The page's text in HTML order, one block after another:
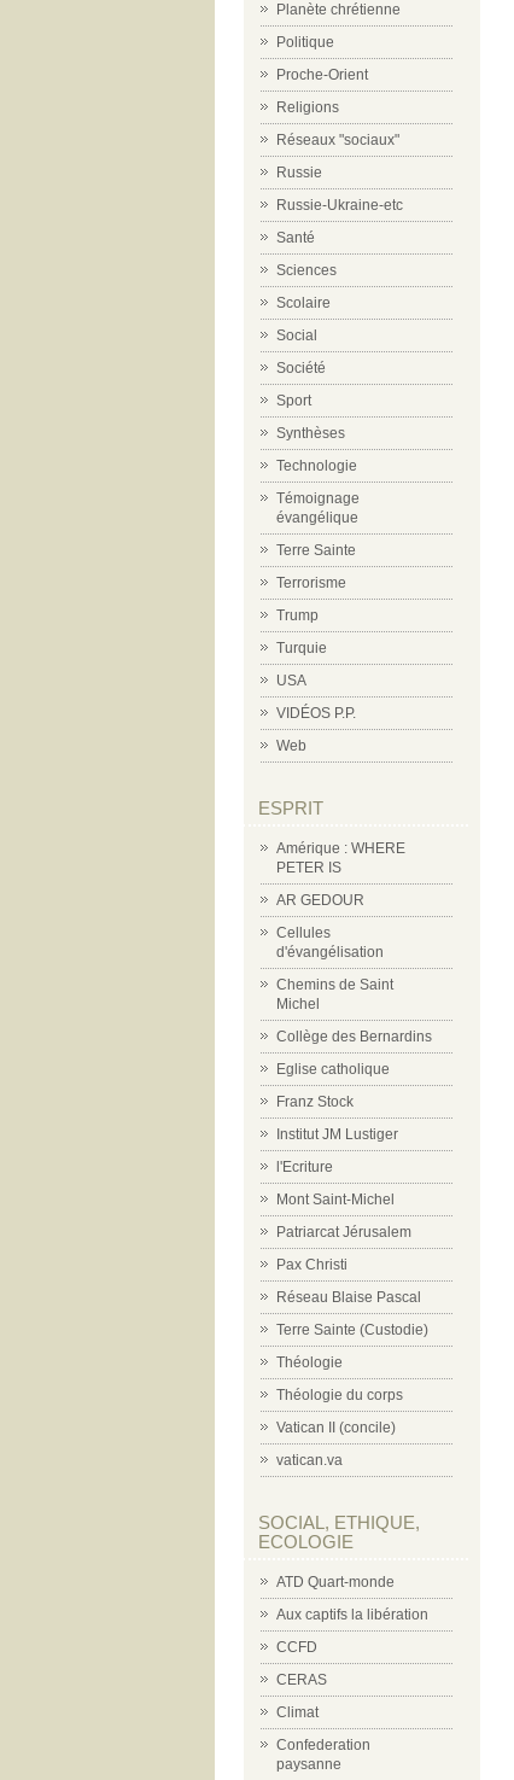
Planète chrétienne
Politique
Proche-Orient
Religions
Réseaux "sociaux"
Russie
Russie-Ukraine-etc
Santé
Sciences
Scolaire
Social
Société
Sport
Synthèses
Technologie
Témoignage
évangélique
Terre Sainte
Terrorisme
Trump
Turquie
USA
VIDÉOS P.P.
Web
ESPRIT
Amérique : WHERE
PETER IS
AR GEDOUR
Cellules
d'évangélisation
Chemins de Saint
Michel
Collège des Bernardins
Eglise catholique
Franz Stock
Institut JM Lustiger
l'Ecriture
Mont Saint-Michel
Patriarcat Jérusalem
Pax Christi
Réseau Blaise Pascal
Terre Sainte (Custodie)
Théologie
Théologie du corps
Vatican II (concile)
vatican.va
SOCIAL, ETHIQUE,
ECOLOGIE
ATD Quart-monde
Aux captifs la libération
CCFD
CERAS
Climat
Confederation
paysanne